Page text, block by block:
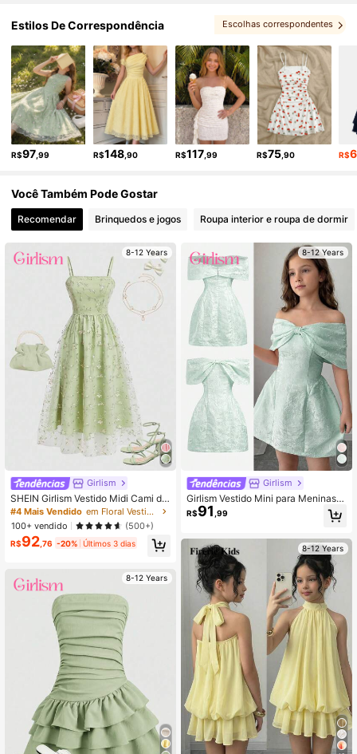
4,89 679K Seguidores
4,89 679K Seguidores
4,89 679K Seguidores
Estilos De Correspondência
Escolhas correspondentes
, Mais estilo
, Você também pode gostar
, Você pode, amor
, Você pode gostar
R$97 ,99 R$148 ,90 R$117,99 R$75 ,90 R$
Você Também Pode Gostar
Recomendar Brinquedos e jogos Roupa interior e roupa de dormir
8-12 Years
Girlism
SHEIN Girlism Vestido Midi Cami de
Tule com Bordado Floral Verde Clar
o Elegante para Meninas Pré-Adole
scentes, Vestido de Formatura
#4 Mais Vendido
em Floral Vestidos de meninas
100+ vendido
(500+)
R$92 ,76 -20% Últimos 3 dias
8-12 Years
8-12 Years
Girlism
Girlism Vestido Mini para Meninas P
ré-Adolescentes Primavera/Verão c
om Ombros à Mostra, Gola com Laç
R$91 ,99
8-12 Years